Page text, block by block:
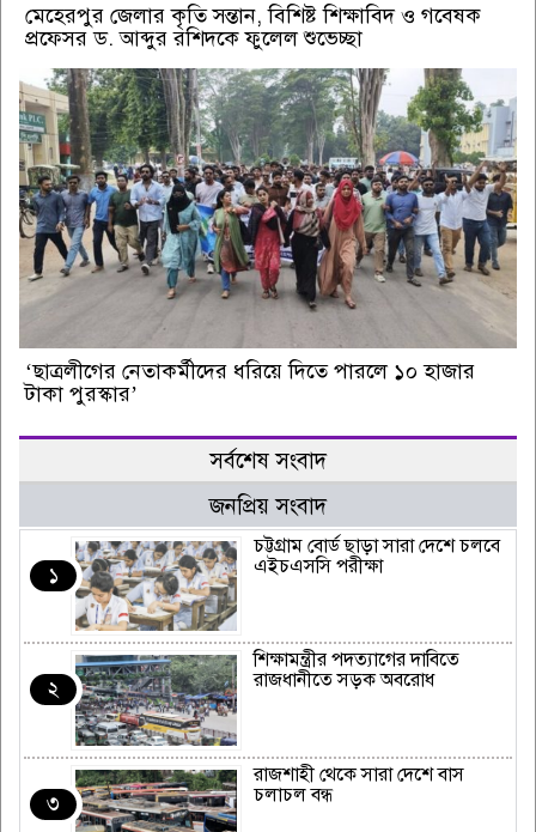
মেহেরপুর জেলার কৃতি সন্তান, বিশিষ্ট শিক্ষাবিদ ও গবেষক
প্রফেসর ড. আব্দুর রশিদকে ফুলেল শুভেচ্ছা
‘ছাত্রলীগের নেতাকর্মীদের ধরিয়ে দিতে পারলে ১০ হাজার
টাকা পুরস্কার’
সর্বশেষ সংবাদ
জনপ্রিয় সংবাদ
১
চট্টগ্রাম বোর্ড ছাড়া সারা দেশে চলবে
এইচএসসি পরীক্ষা
২
শিক্ষামন্ত্রীর পদত্যাগের দাবিতে
রাজধানীতে সড়ক অবরোধ
৩
রাজশাহী থেকে সারা দেশে বাস
চলাচল বন্ধ